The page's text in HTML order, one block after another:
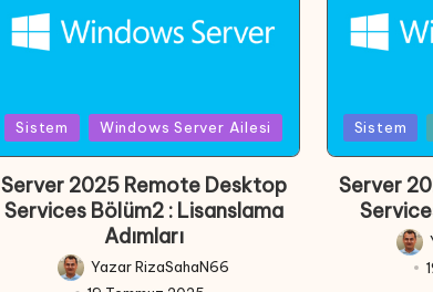
Posted
in
Sistem Windows Server Ailesi
Server 2025 Remote Desktop
Services Bölüm2 : Lisanslama
Adımları
Posted
YazarRizaSahaN66
Posted
in
Sistem
Server